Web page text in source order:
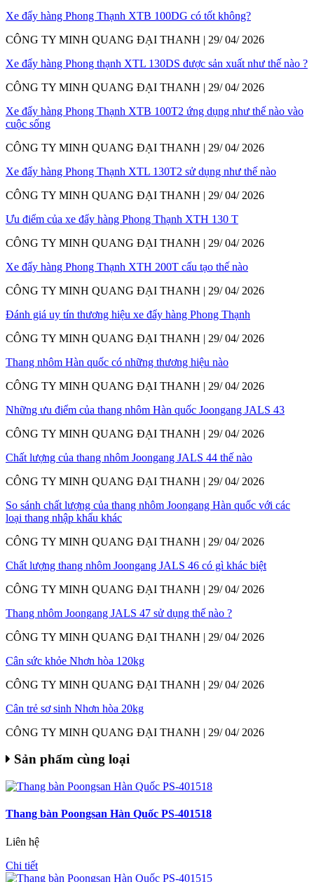
Xe đẩy hàng Phong Thạnh XTB 100DG có tốt không?
CÔNG TY MINH QUANG ĐẠI THANH | 29/ 04/ 2026
Xe đẩy hàng Phong thạnh XTL 130DS được sản xuất như thế nào ?
CÔNG TY MINH QUANG ĐẠI THANH | 29/ 04/ 2026
Xe đẩy hàng Phong Thạnh XTB 100T2 ứng dụng như thế nào vào
cuộc sống
CÔNG TY MINH QUANG ĐẠI THANH | 29/ 04/ 2026
Xe đẩy hàng Phong Thạnh XTL 130T2 sử dụng như thế nào
CÔNG TY MINH QUANG ĐẠI THANH | 29/ 04/ 2026
Ưu điểm của xe đẩy hàng Phong Thạnh XTH 130 T
CÔNG TY MINH QUANG ĐẠI THANH | 29/ 04/ 2026
Xe đẩy hàng Phong Thạnh XTH 200T cấu tạo thế nào
CÔNG TY MINH QUANG ĐẠI THANH | 29/ 04/ 2026
Đánh giá uy tín thương hiệu xe đẩy hàng Phong Thạnh
CÔNG TY MINH QUANG ĐẠI THANH | 29/ 04/ 2026
Thang nhôm Hàn quốc có những thương hiệu nào
CÔNG TY MINH QUANG ĐẠI THANH | 29/ 04/ 2026
Những ưu điểm của thang nhôm Hàn quốc Joongang JALS 43
CÔNG TY MINH QUANG ĐẠI THANH | 29/ 04/ 2026
Chất lượng của thang nhôm Joongang JALS 44 thế nào
CÔNG TY MINH QUANG ĐẠI THANH | 29/ 04/ 2026
So sánh chất lượng của thang nhôm Joongang Hàn quốc với các
loại thang nhập khẩu khác
CÔNG TY MINH QUANG ĐẠI THANH | 29/ 04/ 2026
Chất lượng thang nhôm Joongang JALS 46 có gì khác biệt
CÔNG TY MINH QUANG ĐẠI THANH | 29/ 04/ 2026
Thang nhôm Joongang JALS 47 sử dụng thế nào ?
CÔNG TY MINH QUANG ĐẠI THANH | 29/ 04/ 2026
Cân sức khỏe Nhơn hòa 120kg
CÔNG TY MINH QUANG ĐẠI THANH | 29/ 04/ 2026
Cân trẻ sơ sinh Nhơn hòa 20kg
CÔNG TY MINH QUANG ĐẠI THANH | 29/ 04/ 2026
Sản phẩm cùng loại
Thang bàn Poongsan Hàn Quốc PS-401518
Liên hệ
Chi tiết